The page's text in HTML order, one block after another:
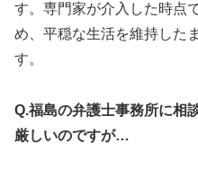
す。専門家が介入した時点
め、平穏な生活を維持した
す。
Q.福島の弁護士事務所に相
厳しいのですが…